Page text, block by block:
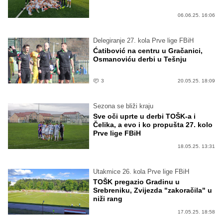
06.06.25. 16:06
Delegiranje 27. kola Prve lige FBiH
Ćatibović na centru u Gračanici,
Osmanoviću derbi u Tešnju
3 20.05.25. 18:09
Sezona se bliži kraju
Sve oči uprte u derbi TOŠK-a i
Čelika, a evo i ko propušta 27. kolo
Prve lige FBiH
18.05.25. 13:31
Utakmice 26. kola Prve lige FBiH
TOŠK pregazio Gradinu u
Srebreniku, Zvijezda "zakoračila" u
niži rang
17.05.25. 18:58